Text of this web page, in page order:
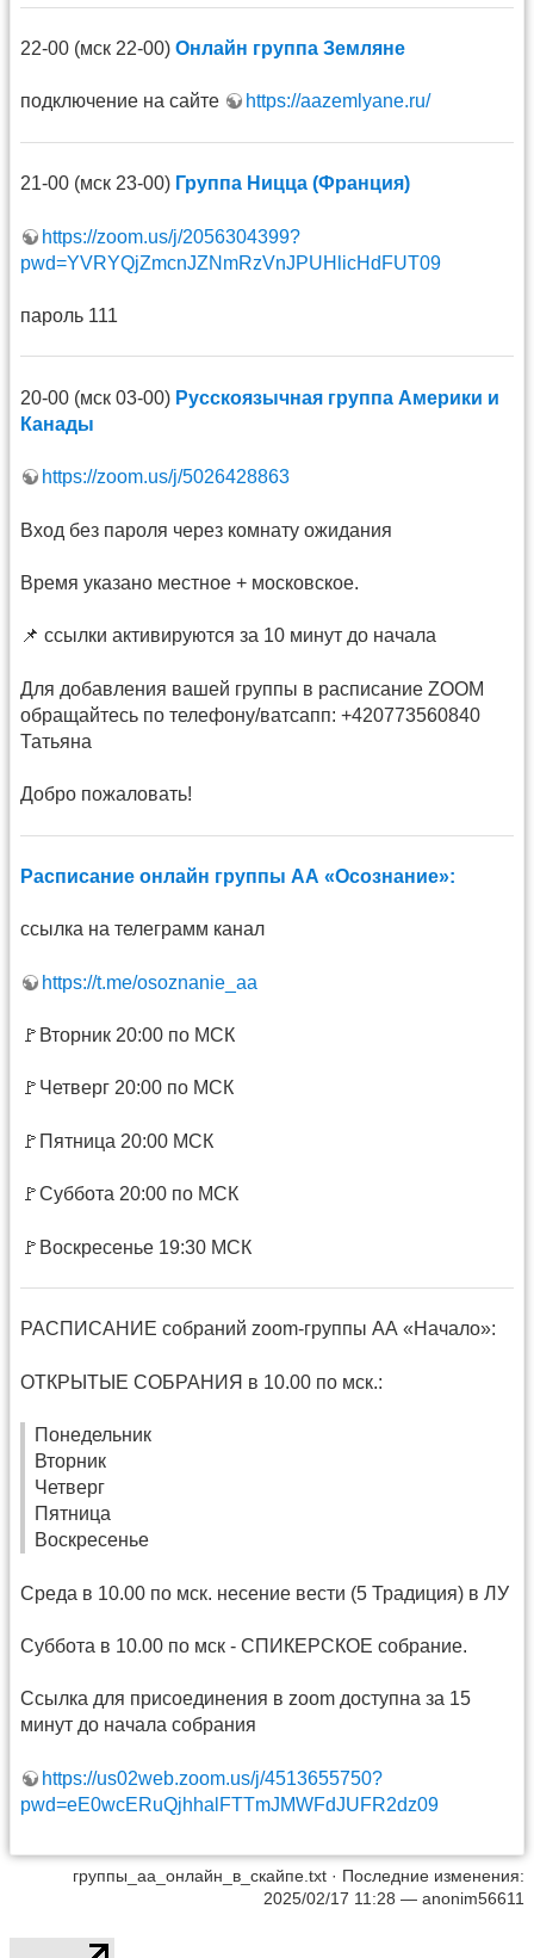
22-00 (мск 22-00) Онлайн группа Земляне
подключение на сайте https://aazemlyane.ru/
21-00 (мск 23-00) Группа Ницца (Франция)
https://zoom.us/j/2056304399?
pwd=YVRYQjZmcnJZNmRzVnJPUHlicHdFUT09
пароль 111
20-00 (мск 03-00) Русскоязычная группа Америки и
Канады
https://zoom.us/j/5026428863
Вход без пароля через комнату ожидания
Время указано местное + московское.
📌 ссылки активируются за 10 минут до начала
Для добавления вашей группы в расписание ZOOM
обращайтесь по телефону/ватсапп: +420773560840
Татьяна
Добро пожаловать!
Расписание онлайн группы АА «Осознание»:
ссылка на телеграмм канал
https://t.me/osoznanie_aa
🚩Вторник 20:00 по МСК
🚩Четверг 20:00 по МСК
🚩Пятница 20:00 МСК
🚩Суббота 20:00 по МСК
🚩Воскресенье 19:30 МСК
РАСПИСАНИЕ собраний zoom-группы АА «Начало»:
ОТКРЫТЫЕ СОБРАНИЯ в 10.00 по мск.:
Понедельник
Вторник
Четверг
Пятница
Воскресенье
Среда в 10.00 по мск. несение вести (5 Традиция) в ЛУ
Суббота в 10.00 по мск - СПИКЕРСКОЕ собрание.
Ссылка для присоединения в zoom доступна за 15
минут до начала собрания
https://us02web.zoom.us/j/4513655750?
pwd=eE0wcERuQjhhalFTTmJMWFdJUFR2dz09
группы_аа_онлайн_в_скайпе.txt · Последние изменения:
2025/02/17 11:28 — anonim56611